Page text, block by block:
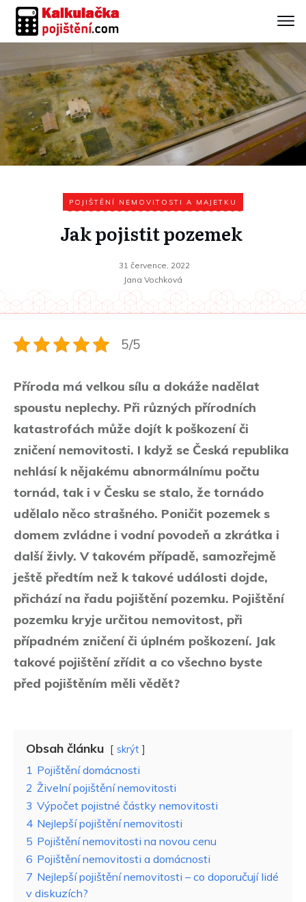
POJIŠTĚNÍ NEMOVITOSTI A MAJETKU
Jak pojistit pozemek
31 července, 2022
Jana Vochková
5/5
Příroda má velkou sílu a dokáže nadělat
spoustu neplechy. Při různých přírodních
katastrofách může dojít k poškození či
zničení nemovitosti. I když se Česká republika
nehlásí k nějakému abnormálnímu počtu
tornád, tak i v Česku se stalo, že tornádo
udělalo něco strašného. Poničit pozemek s
domem zvládne i vodní povodeň a zkrátka i
další živly. V takovém případě, samozřejmě
ještě předtím než k takové události dojde,
přichází na řadu pojištění pozemku. Pojištění
pozemku kryje určitou nemovitost, při
případném zničení či úplném poškození. Jak
takové pojištění zřídit a co všechno byste
před pojištěním měli vědět?
Obsah článku skrýt
1 Pojištění domácnosti
2 Živelní pojištění nemovitosti
3 Výpočet pojistné částky nemovitosti
4 Nejlepší pojištění nemovitosti
5 Pojištění nemovitosti na novou cenu
6 Pojištění nemovitosti a domácnosti
7 Nejlepší pojištění nemovitosti – co doporučují lidé
v diskuzích?